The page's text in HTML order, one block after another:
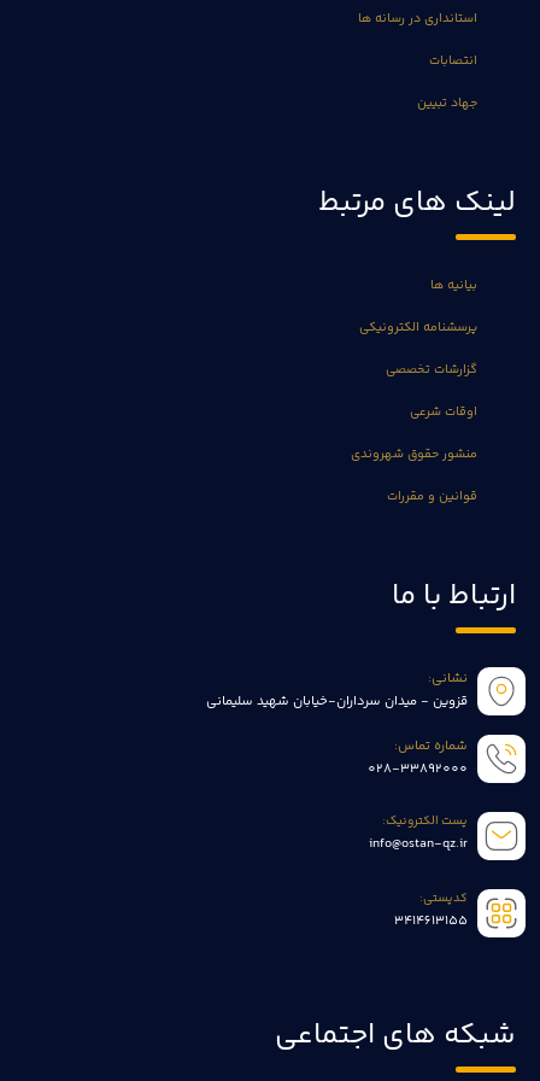
استانداری در رسانه ها
انتصابات
جهاد تبیین
لینک های مرتبط
بیانیه ها
پرسشنامه الکترونیکی
گزارشات تخصصی
اوقات شرعی
منشور حقوق شهروندی
قوانین و مقررات
ارتباط با ما
نشانی:
قزوین - میدان سرداران-خیابان شهید سلیمانی
شماره تماس:
028-33892000
پست الکترونیک:
info@ostan-qz.ir
کدپستی:
3414613155
شبکه های اجتماعی